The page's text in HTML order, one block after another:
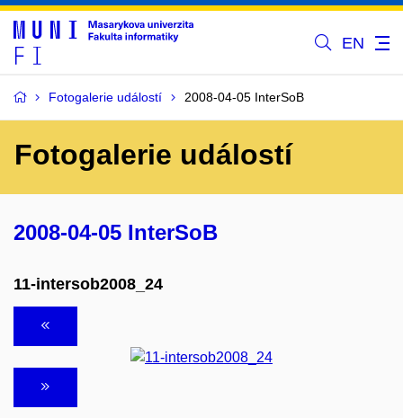
EN
Fotogalerie událostí 2008-04-05 InterSoB
Fotogalerie událostí
2008-04-05 InterSoB
11-intersob2008_24